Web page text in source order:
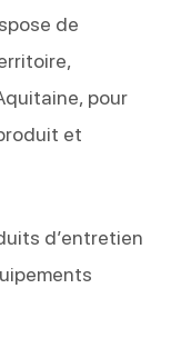
de
pour
et
d’entretien